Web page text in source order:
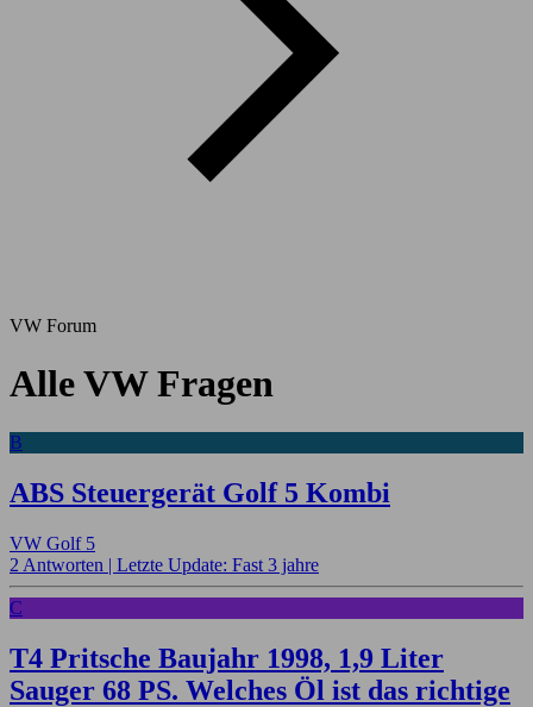
VW Forum
Alle VW Fragen
B
ABS Steuergerät Golf 5 Kombi
VW Golf 5
2 Antworten | Letzte Update: Fast 3 jahre
C
T4 Pritsche Baujahr 1998, 1,9 Liter
Sauger 68 PS. Welches Öl ist das richtige